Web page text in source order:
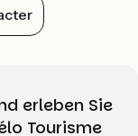
erleben Sie
Tourisme